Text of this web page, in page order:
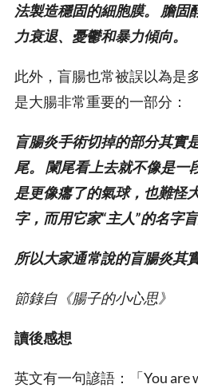
法製造穩固的細胞膜。 膽固
力衰退、憂鬱和暴力傾向。
此外，盲腸也常被誤以為是
是大腸非常重要的一部分：
盲腸炎手術切掉的部分其實
尾。 闌尾看上去就不像是一
是更像癟了的氣球，也難怪
字，而用它家“主人”的名字
所以大家通常說的盲腸炎其
節錄自《腸子的小心思》
讀後感想
英文有一句諺語：「You are